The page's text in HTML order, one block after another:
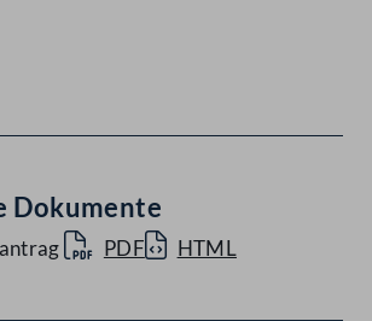
Dokumente
PDF HTML